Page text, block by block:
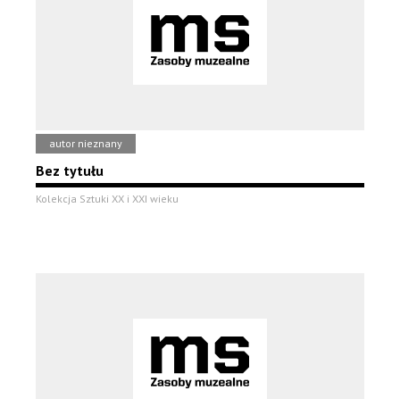
autor nieznany
Bez tytułu
Kolekcja Sztuki XX i XXI wieku